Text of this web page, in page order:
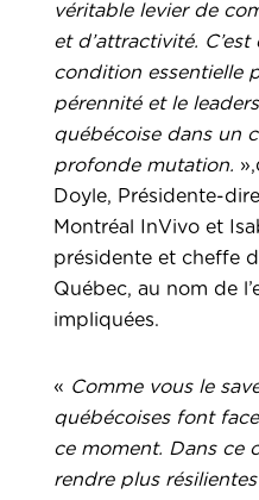
véritable levier de
et d’attractivité.
condition essentielle
pérennité et le
québécoise dans un
profonde mutation.
Doyle, Présidente-
Montréal InVivo et
présidente et cheffe
Québec, au nom de
impliquées.
« Comme vous le
québécoises font
ce moment. Dans ce
rendre plus